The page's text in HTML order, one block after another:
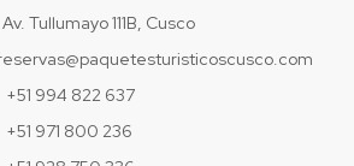
Av. Tullumayo 111B, Cusco
+51 994 822 637
+51 971 800 236